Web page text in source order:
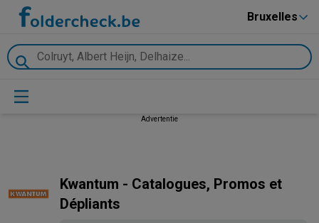
Bruxelles
Advertentie
Kwantum - Catalogues, Promos et
Dépliants